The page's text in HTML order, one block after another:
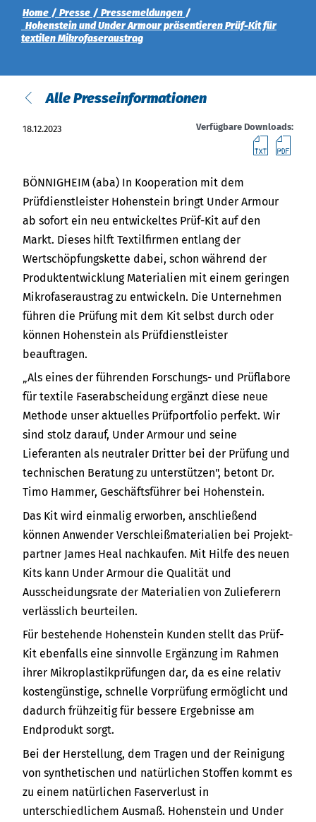
English
English
Termine
Aktuelles
Downloads
Kontakt
Newsletter
Home Presse
Pressemeldungen
Hohenstein und Under Armour präsentieren Prüf-Kit für
textilen Mikrofaseraustrag
Alle Presseinformationen
18.12.2023 Verfügbare Downloads:
BÖNNIGHEIM (aba) In Kooperation mit dem
Prüfdienstleister Hohenstein bringt Under Armour
ab sofort ein neu entwickeltes Prüf-Kit auf den
Markt. Dieses hilft Textilfirmen entlang der
Wertschöpfungskette dabei, schon während der
Produktentwicklung Materialien mit einem geringen
Mikrofaseraustrag zu entwickeln. Die Unternehmen
führen die Prüfung mit dem Kit selbst durch oder
können Hohenstein als Prüfdienstleister
beauftragen.
„Als eines der führenden Forschungs- und Prüflabore
für textile Faserabscheidung ergänzt diese neue
Methode unser aktuelles Prüfportfolio perfekt. Wir
sind stolz darauf, Under Armour und seine
Lieferanten als neutraler Dritter bei der Prüfung und
technischen Beratung zu unterstützen", betont Dr.
Timo Hammer, Geschäftsführer bei Hohenstein.
Das Kit wird einmalig erworben, anschließend
können Anwender Verschleißmaterialien bei Projekt-
partner James Heal nachkaufen. Mit Hilfe des neuen
Kits kann Under Armour die Qualität und
Ausscheidungsrate der Materialien von Zulieferern
verlässlich beurteilen.
Für bestehende Hohenstein Kunden stellt das Prüf-
Kit ebenfalls eine sinnvolle Ergänzung im Rahmen
ihrer Mikroplastikprüfungen dar, da es eine relativ
kostengünstige, schnelle Vorprüfung ermöglicht und
dadurch frühzeitig für bessere Ergebnisse am
Endprodukt sorgt.
Bei der Herstellung, dem Tragen und der Reinigung
von synthetischen und natürlichen Stoffen kommt es
zu einem natürlichen Faserverlust in
unterschiedlichem Ausmaß. Hohenstein und Under